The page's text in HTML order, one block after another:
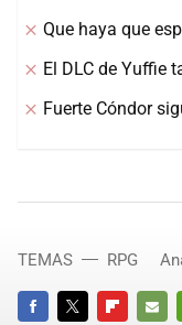
Que haya que
El DLC de Yuffie
Fuerte Cóndor
TEMAS RPG